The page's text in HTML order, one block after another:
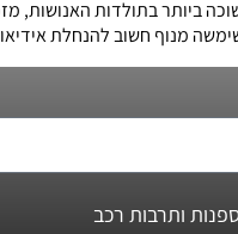
מנוף חשוב להנחלת
ותרבות רכב